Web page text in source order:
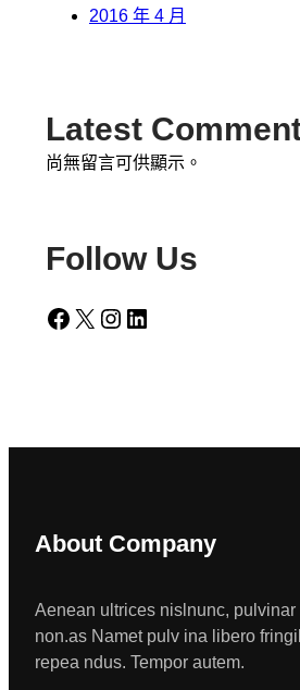
2016 年 4 月
Latest
尚無留言可供顯示。
Follow Us
Facebook X Instagram LinkedIn
About Company
Aenean ultrices nislnunc,
non.as Namet pulv ina libero
repea ndus. Tempor autem.